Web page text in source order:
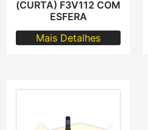
(CURTA) F3V112 COM
ESFERA
Mais Detalhes